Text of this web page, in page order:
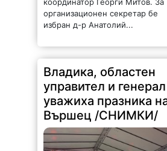
управител и генерал
уважиха празника на
Вършец /СНИМКИ/